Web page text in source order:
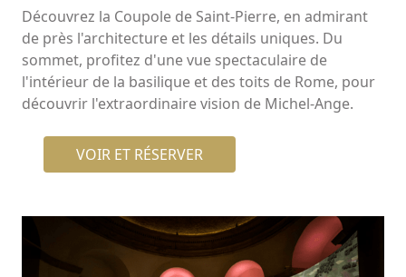
Découvrez la Coupole de Saint-Pierre, en admirant
de près l'architecture et les détails uniques. Du
sommet, profitez d'une vue spectaculaire de
l'intérieur de la basilique et des toits de Rome, pour
découvrir l'extraordinaire vision de Michel-Ange.
VOIR ET RÉSERVER